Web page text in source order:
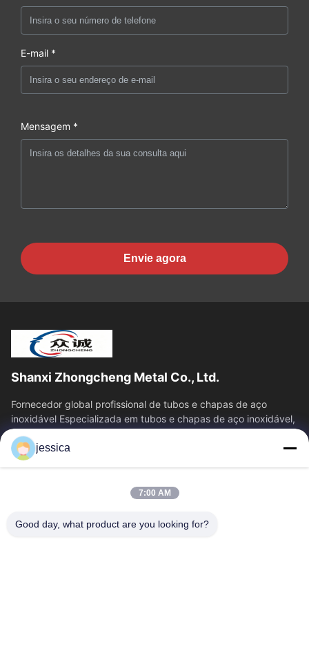
E-mail *
Mensagem *
Envie agora
Shanxi Zhongcheng Metal Co., Ltd.
Fornecedor global profissional de tubos e chapas de aço
inoxidável Especializada em tubos e chapas de aço inoxidável,
fornecendo uma solução de...
Relações Rápidas
Fábrica
Controle De Qualidade
Fale Conosco
jessica
7:00 AM
Good day, what product are you looking for?